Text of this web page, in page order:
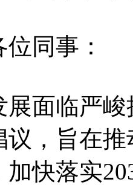
同事：
展面临严
议，旨在
加快落实